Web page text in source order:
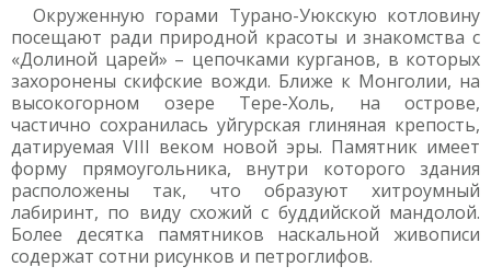
Окруженную горами Турано-Уюкскую котловину
посещают ради природной красоты и знакомства с
«Долиной царей» – цепочками курганов, в которых
захоронены скифские вожди. Ближе к Монголии, на
высокогорном озере Тере-Холь, на острове,
частично сохранилась уйгурская глиняная крепость,
датируемая VIII веком новой эры. Памятник имеет
форму прямоугольника, внутри которого здания
расположены так, что образуют хитроумный
лабиринт, по виду схожий с буддийской мандолой.
Более десятка памятников наскальной живописи
содержат сотни рисунков и петроглифов.